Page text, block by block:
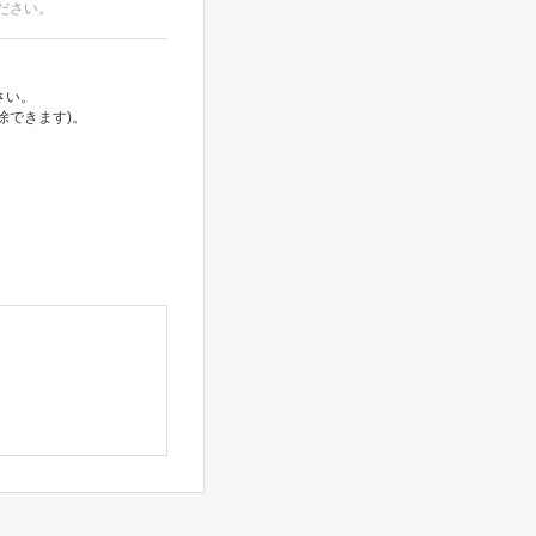
い。
。
きます)。